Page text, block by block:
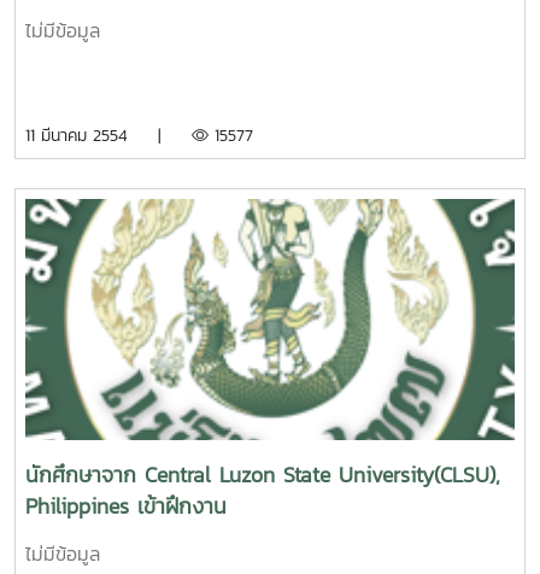
ไม่มีข้อมูล
11 มีนาคม 2554 | 15577
นักศึกษาจาก Central Luzon State University(CLSU),
Philippines เข้าฝึกงาน
ไม่มีข้อมูล